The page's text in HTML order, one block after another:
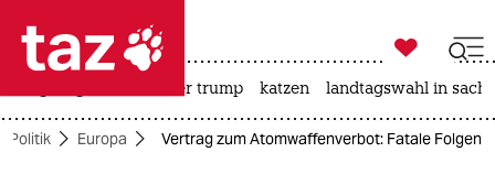
 taz zahl ich
taz zahl ich

taz zahl ich
usa unter trump katzen landtagswahl in
Politik Europa Vertrag zum Atomwaffenverbot: Fatale Folgen